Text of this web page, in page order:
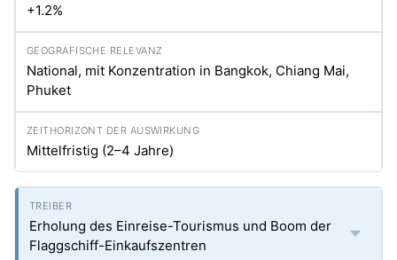
+1.2%
National, mit Konzentration in Bangkok, Chiang Mai,
Phuket
Mittelfristig (2–4 Jahre)
Erholung des Einreise-Tourismus und Boom der
Flaggschiff-Einkaufszentren